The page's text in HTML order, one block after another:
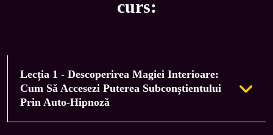
curs:
Lecția 1 - Descoperirea Magiei Interioare:
Cum Să Accesezi Puterea Subconștientului
Prin Auto-Hipnoză